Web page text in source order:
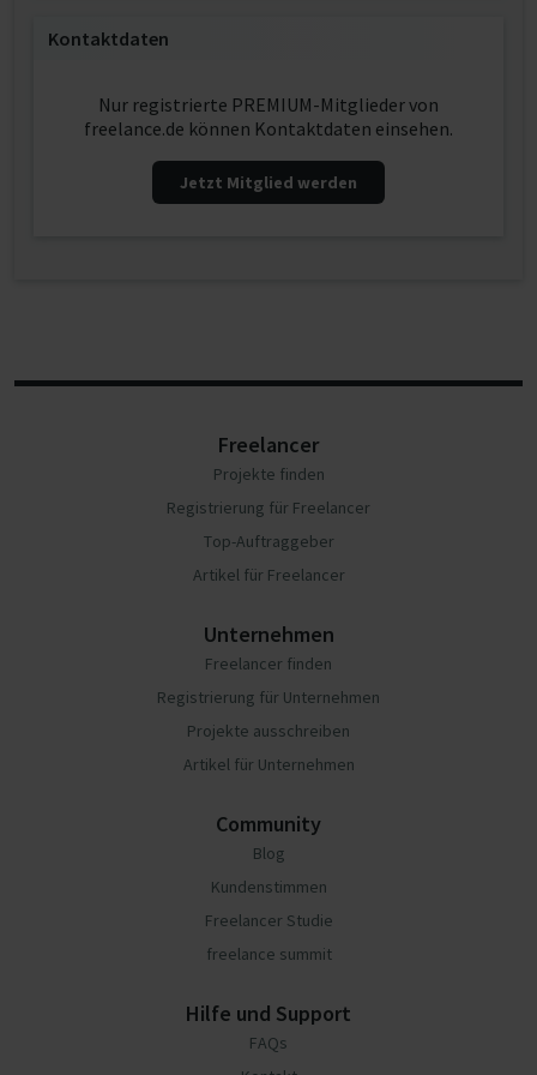
Kontaktdaten
Nur registrierte PREMIUM-Mitglieder von
freelance.de können Kontaktdaten einsehen.
Jetzt Mitglied werden
Freelancer
Projekte finden
Registrierung für Freelancer
Top-Auftraggeber
Artikel für Freelancer
Unternehmen
Freelancer finden
Registrierung für Unternehmen
Projekte ausschreiben
Artikel für Unternehmen
Community
Blog
Kundenstimmen
Freelancer Studie
freelance summit
Hilfe und Support
FAQs